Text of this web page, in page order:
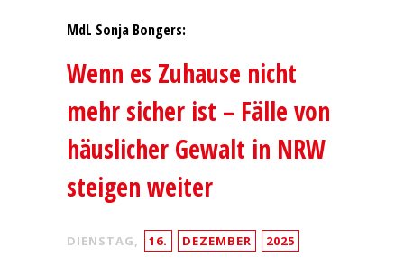
MdL Sonja Bongers:
Wenn es Zuhause nicht
mehr sicher ist – Fälle von
häuslicher Gewalt in NRW
steigen weiter
DIENSTAG, 16. DEZEMBER 2025